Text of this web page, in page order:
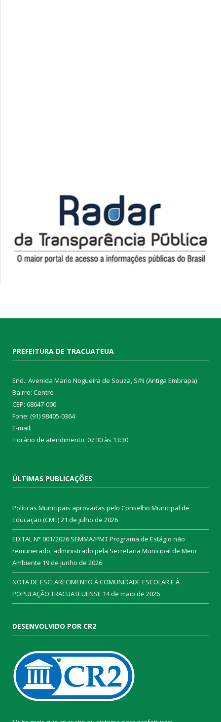
PREFEITURA DE TRACUATEUA
End.: Avenida Mario Nogueira de Souza, S/N (Antiga Embrapa)
Bairro: Centro
CEP: 68647-000
Fone: (91) 98405-0364
E-mail:
Horário de atendimento: 07:30 às 13:30
ÚLTIMAS PUBLICAÇÕES
Políticas Municipais aprovadas pelo Conselho Municipal de
Educação (CME)21 de julho de 2026
EDITAL N° 001/2026 SEMMA/PMT Programa de Estágio não
remunerado, administrado pela Secretaria Municipal de Meio
Ambiente 19 de junho de 2026
NOTA DE ESCLARECIMENTO À COMUNIDADE ESCOLAR E À
POPULAÇÃO TRACUATEUENSE 14 de maio de 2026
DESENVOLVIDO POR CR2